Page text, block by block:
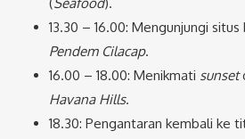
13.30 – 16.00: Mengunjungi situs
Pendem Cilacap.
16.00 – 18.00: Menikmati sunset
Havana Hills.
18.30: Pengantaran kembali ke